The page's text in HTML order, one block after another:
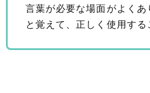
言葉が必要な場面がよくあ
と覚えて、正しく使用する